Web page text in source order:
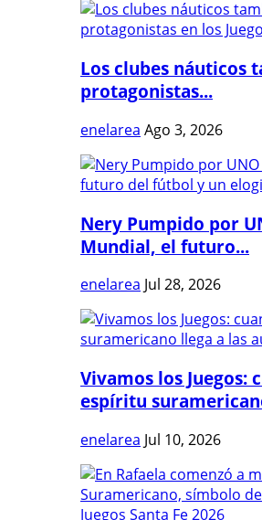
Los clubes náuticos
protagonistas...
enelarea Ago 3, 2026
Nery Pumpido por
Mundial, el futuro...
enelarea Jul 28, 2026
Vivamos los Juegos:
espíritu
enelarea Jul 10, 2026